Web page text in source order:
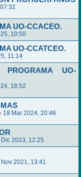
UO-CCACEO.
10:50
UO-CCATCEO.
11:14
PROGRAMA UO-
18:52
18 Mar 2024, 20:46
Dic 2023, 12:25
Nov 2021, 13:41